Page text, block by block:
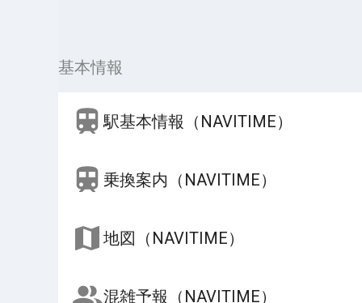
基本情報
駅基本情報（NAVITIME）
乗換案内（NAVITIME）
地図（NAVITIME）
混雑予報（NAVITIME）